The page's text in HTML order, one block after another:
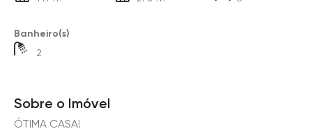
Banheiro(s)
2
Sobre o Imóvel
ÓTIMA CASA!